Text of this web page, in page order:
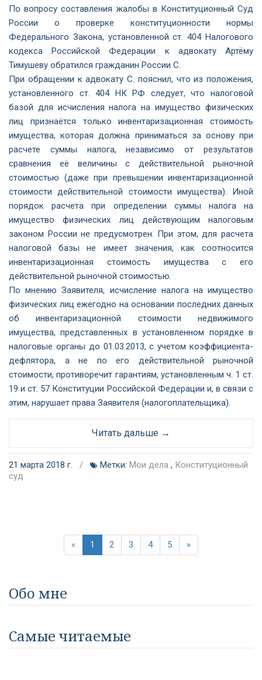
По вопросу составления жалобы в Конституционный Суд
России о проверке конституционности нормы
Федерального Закона, установленной ст. 404 Налогового
кодекса Российской Федерации к адвокату Артёму
Тимушеву обратился гражданин России С.
При обращении к адвокату С. пояснил, что из положения,
установленного ст. 404 НК РФ следует, что налоговой
базой для исчисления налога на имущество физических
лиц признаётся только инвентаризационная стоимость
имущества, которая должна приниматься за основу при
расчете суммы налога, независимо от результатов
сравнения её величины с действительной рыночной
стоимостью (даже при превышении инвентаризационной
стоимости действительной стоимости имущества). Иной
порядок расчета при определении суммы налога на
имущество физических лиц действующим налоговым
законом России не предусмотрен. При этом, для расчета
налоговой базы не имеет значения, как соотносится
инвентаризационная стоимость имущества с его
действительной рыночной стоимостью.
По мнению Заявителя, исчисление налога на имущество
физических лиц ежегодно на основании последних данных
об инвентаризационной стоимости недвижимого
имущества, представленных в установленном порядке в
налоговые органы до 01.03.2013, с учетом коэффициента-
дефлятора, а не по его действительной рыночной
стоимости, противоречит гарантиям, установленным ч. 1 ст.
19 и ст. 57 Конституции Российской Федерации и, в связи с
этим, нарушает права Заявителя (налогоплательщика).
Читать дальше →
21 марта 2018 г. / Метки: Мои дела , Конституционный
суд
« 1 2 3 4 5 »
Обо мне
Самые читаемые